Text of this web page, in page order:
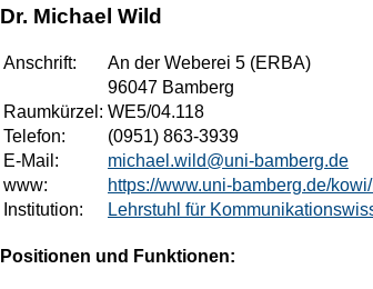
Dr. Michael Wild
Anschrift:
An der Weberei 5 (ERBA)
96047 Bamberg
Raumkürzel: WE5/04.118
Telefon:
(0951) 863-3939
E-Mail:
michael.wild@uni-bamberg.de
www:
https://www.uni-bamberg.de/
Institution:
Lehrstuhl für
Positionen und Funktionen: